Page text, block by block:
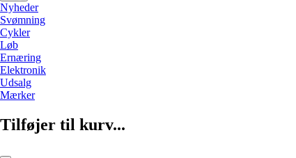
Nyheder
Svømning
Cykler
Løb
Ernæring
Elektronik
Udsalg
Mærker
Tilføjer til kurv...